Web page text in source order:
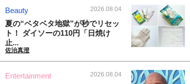
Beauty 2026.08.04
夏の“ベタベタ地獄”が秒でリセッ
ト！ ダイソーの110円「日焼け
止...
佐治真澄
Entertainment 2026.08.04